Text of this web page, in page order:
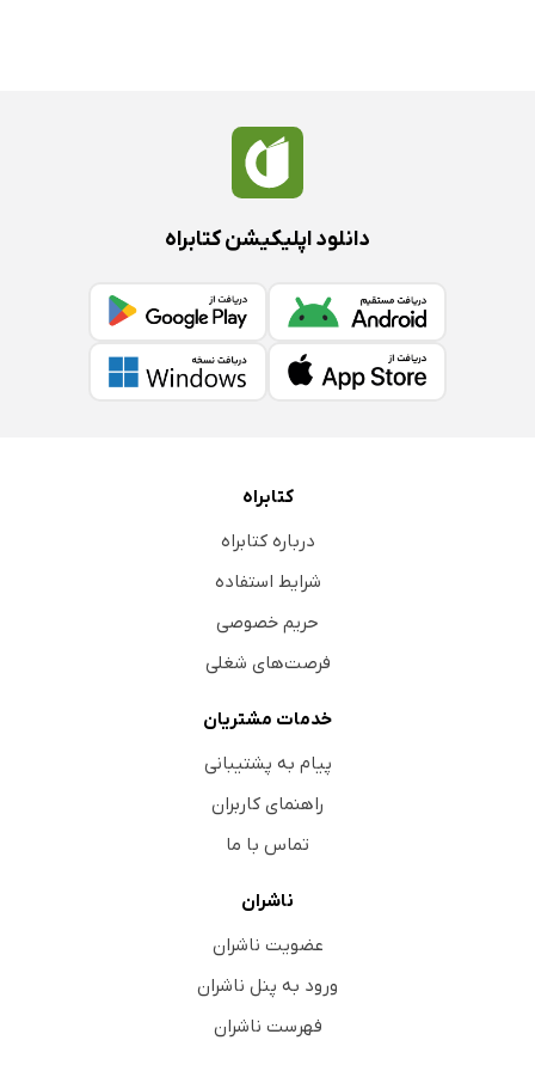
دانلود اپلیکیشن کتابراه
کتابراه
درباره کتابراه
شرایط استفاده
حریم خصوصی
فرصت‌های شغلی
خدمات مشتریان
پیام به پشتیبانی
راهنمای کاربران
تماس با ما
ناشران
عضویت ناشران
ورود به پنل ناشران
فهرست ناشران